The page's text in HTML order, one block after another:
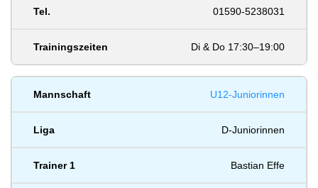
01590-5238031
Di & Do 17:30–19:00
U12-Juniorinnen
D-Juniorinnen
Bastian Effe